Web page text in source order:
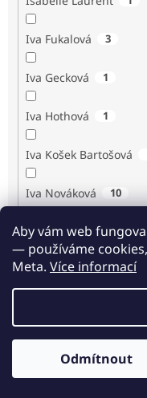
Aby vám web
— používáme
Meta. Více informací
Odmítnout
Iva Fukalová 3
Iva Gecková 1
Iva Hothová 1
Iva Košek Bartošová
Iva Nováková 10
Iva Procházková 1
Ivan Renč 1